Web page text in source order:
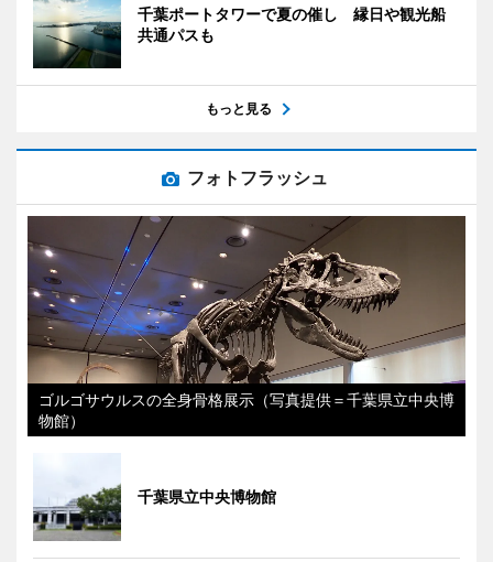
千葉ポートタワーで夏の催し 縁日や観光船
共通パスも
もっと見る
フォトフラッシュ
ゴルゴサウルスの全身骨格展示（写真提供＝千葉県立中央博
物館）
千葉県立中央博物館